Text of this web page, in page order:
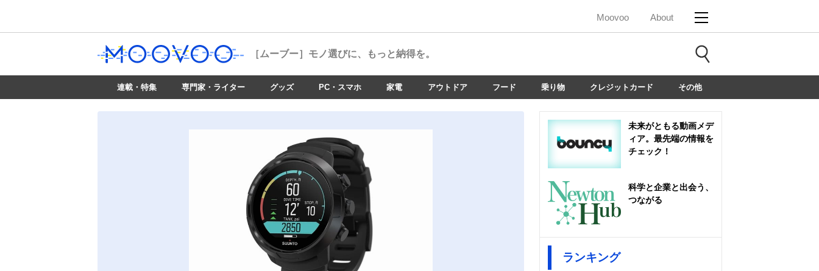
Moovoo About
［ムーブー］ モノ選びに、もっと納得を。
連載・特集 専門家・ライター グッズ PC・スマホ 家電 アウトドア フード 乗り物 クレジットカード その他
未来がともる動画メデ
ィア。最先端の情報を
チェック！
科学と企業と出会う、
つながる
ランキング